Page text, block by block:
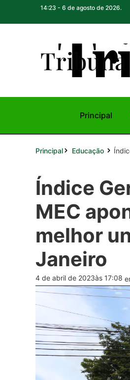
14:23 - 6 de agosto de 2026.
Principal
Principal Educação
Índice
MEC
melhor
Janeiro
4 de abril de 2023às 17:08